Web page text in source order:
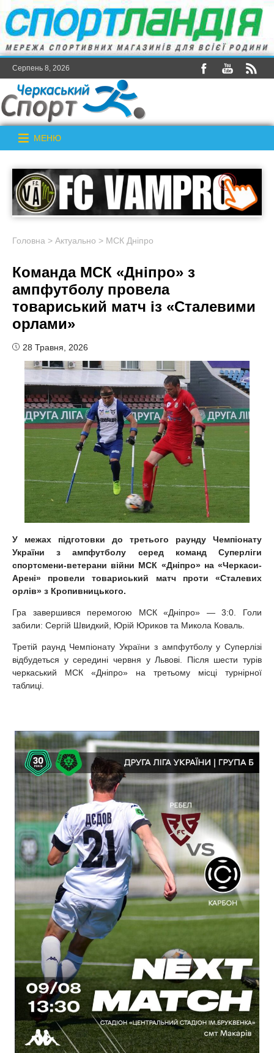
Серпень 8, 2026
МЕНЮ
Головна > Актуально > МСК Дніпро
Команда МСК «Дніпро» з
ампфутболу провела
товариський матч із «Сталевими
орлами»
28 Травня, 2026
У межах підготовки до третього раунду Чемпіонату
України з ампфутболу серед команд Суперліги
спортсмени-ветерани війни МСК «Дніпро» на «Черкаси-
Арені» провели товариський матч проти «Сталевих
орлів» з Кропивницького.
Гра завершився перемогою МСК «Дніпро» — 3:0. Голи
забили: Сергій Швидкий, Юрій Юриков та Микола Коваль.
Третій раунд Чемпіонату України з ампфутболу у Суперлізі
відбудеться у середині червня у Львові. Після шести турів
черкаський МСК «Дніпро» на третьому місці турнірної
таблиці.